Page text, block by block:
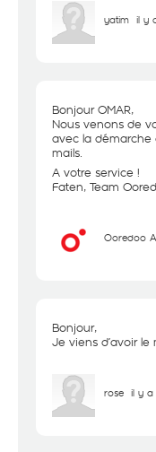
yatim il y
Bonjour OMAR,
Nous venons de
avec la démarche
mails.
A votre service !
Faten, Team
Ooredoo
Bonjour,
Je viens d’avoir
rose il y a